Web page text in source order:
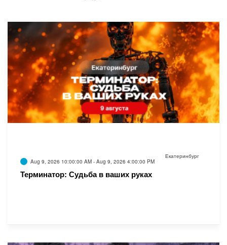
Aug 9, 2026 10:00:00 AM - Aug 9, 2026 4:00:00 PM
Екатеринбург
Терминатор: Судьба в ваших руках